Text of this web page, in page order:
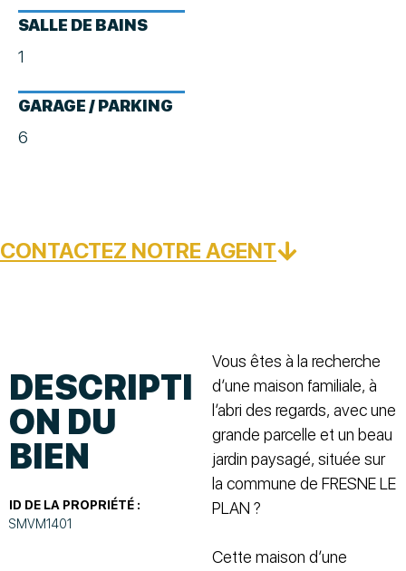
SALLE DE BAINS
1
GARAGE / PARKING
6
CONTACTEZ NOTRE AGENT
DESCRIPTI
ON DU
BIEN
ID DE LA PROPRIÉTÉ :
SMVM1401
Vous êtes à la recherche
d’une maison familiale, à
l’abri des regards, avec une
grande parcelle et un beau
jardin paysagé, située sur
la commune de FRESNE LE
PLAN ?
Cette maison d’une